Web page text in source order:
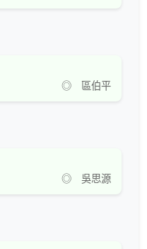
◎ 區伯平
◎ 吳思源